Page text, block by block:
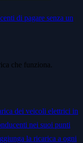
di pagare senza un
che funziona.
dei veicoli elettrici in
nei suoi punti
la ricarica a ogni